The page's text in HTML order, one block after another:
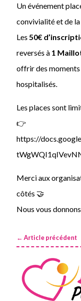
Un événement
convivialité et de
Les 50€
reversés à 1
offrir des moments
hospitalisés.
Les places sont
👉
https://
Merci aux
côtés 🤝
Nous vous
← Article précédent